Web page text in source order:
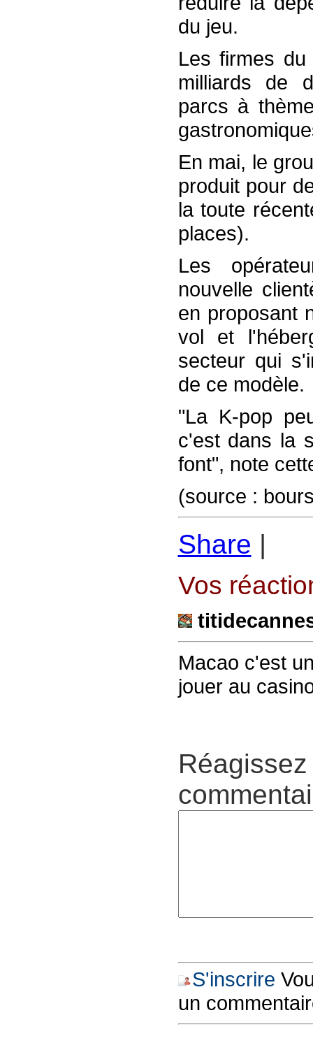
du jeu.
Les firmes
milliards de
parcs à
En mai, le
produit pour
la toute
places).
Les
nouvelle
en proposant
vol et
secteur qui
de ce modèle.
"La K-pop
c'est dans la
font", note
(source :
Share |
Vos
Macao c'est
jouer au
S'inscrire
un